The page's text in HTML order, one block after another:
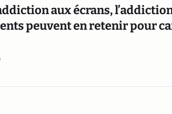
aux écrans,
peuvent en retenir pour